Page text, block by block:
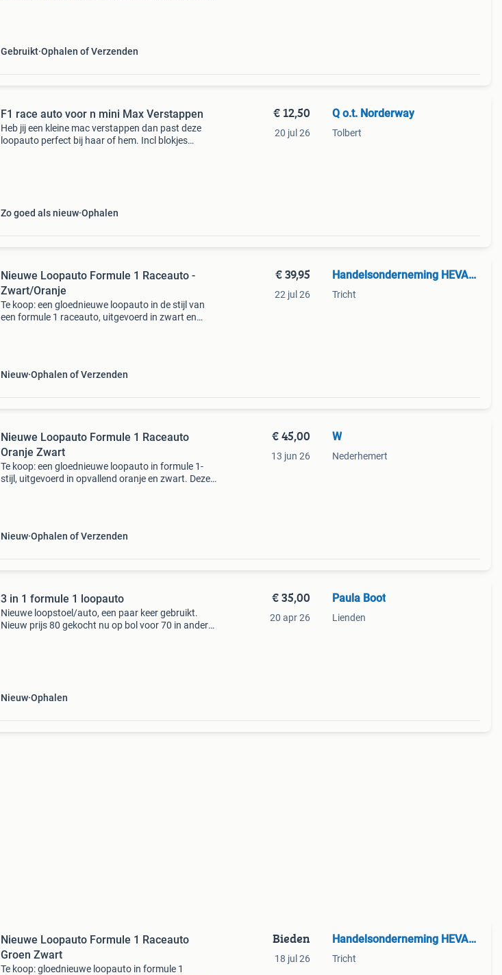
Gebruikt Ophalen of Verzenden
F1 race auto voor n mini Max Verstappen
Heb jij een kleine mac verstappen dan past deze
loopauto perfect bij haar of hem. Incl blokjes
Zo goed als nieuw Ophalen
€ 12,50
20 jul 26
Q o.t. Norderway
Tolbert
Nieuwe Loopauto Formule 1 Raceauto -
Zwart/Oranje
Te koop: een gloednieuwe loopauto in de stijl van
een formule 1 raceauto, uitgevoerd in zwart en
Nieuw Ophalen of Verzenden
€ 39,95
22 jul 26
Handelsonderneming HEVAMA vof
Tricht
Nieuwe Loopauto Formule 1 Raceauto
Oranje Zwart
Te koop: een gloednieuwe loopauto in formule 1-
stijl, uitgevoerd in opvallend oranje en zwart. Deze
Nieuw Ophalen of Verzenden
€ 45,00
13 jun 26
W
Nederhemert
3 in 1 formule 1 loopauto
Nieuwe loopstoel/auto, een paar keer gebruikt.
Nieuw prijs 80 gekocht nu op bol voor 70 in andere
Nieuw Ophalen
€ 35,00
20 apr 26
Paula Boot
Lienden
Nieuwe Loopauto Formule 1 Raceauto
Groen Zwart
Te koop: gloednieuwe loopauto in formule 1
Bieden
18 jul 26
Handelsonderneming HEVAMA vof
Tricht